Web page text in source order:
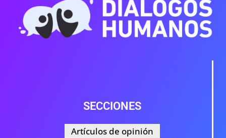
SECCIONES
Artículos de opinión